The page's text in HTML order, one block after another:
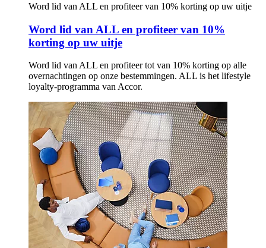
Word lid van ALL en profiteer van 10% korting op uw uitje
Word lid van ALL en profiteer van 10%
korting op uw uitje
Word lid van ALL en profiteer tot van 10% korting op alle
overnachtingen op onze bestemmingen. ALL is het lifestyle
loyalty-programma van Accor.